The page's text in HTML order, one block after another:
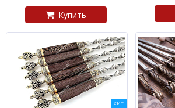
Купить
ХИТ